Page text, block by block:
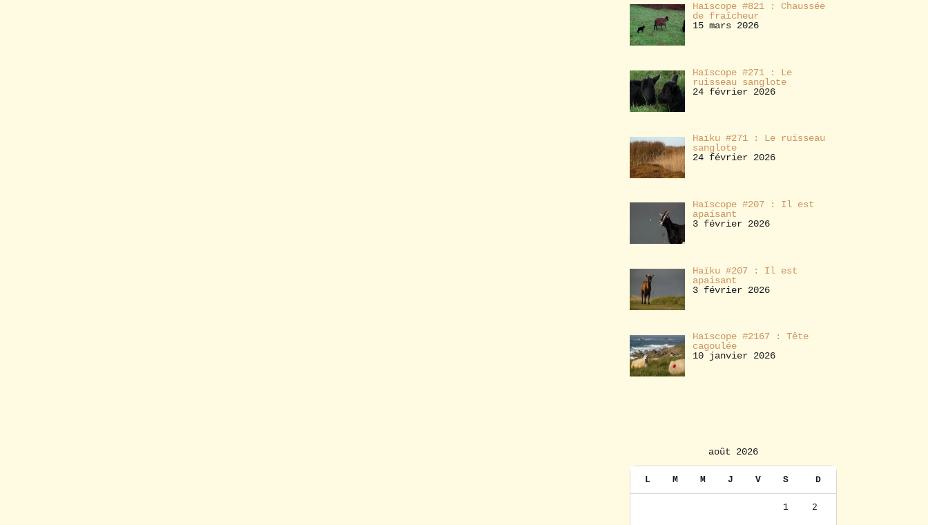
Haïscope #821 : Chaussée
de fraîcheur
15 mars 2026
Haïscope #271 : Le
ruisseau sanglote
24 février 2026
Haïku #271 : Le ruisseau
sanglote
24 février 2026
Haïscope #207 : Il est
apaisant
3 février 2026
Haïku #207 : Il est
apaisant
3 février 2026
Haïscope #2167 : Tête
cagoulée
10 janvier 2026
août 2026
L M M J V S D
1 2